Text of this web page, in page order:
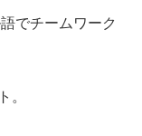
でチームワーク
。